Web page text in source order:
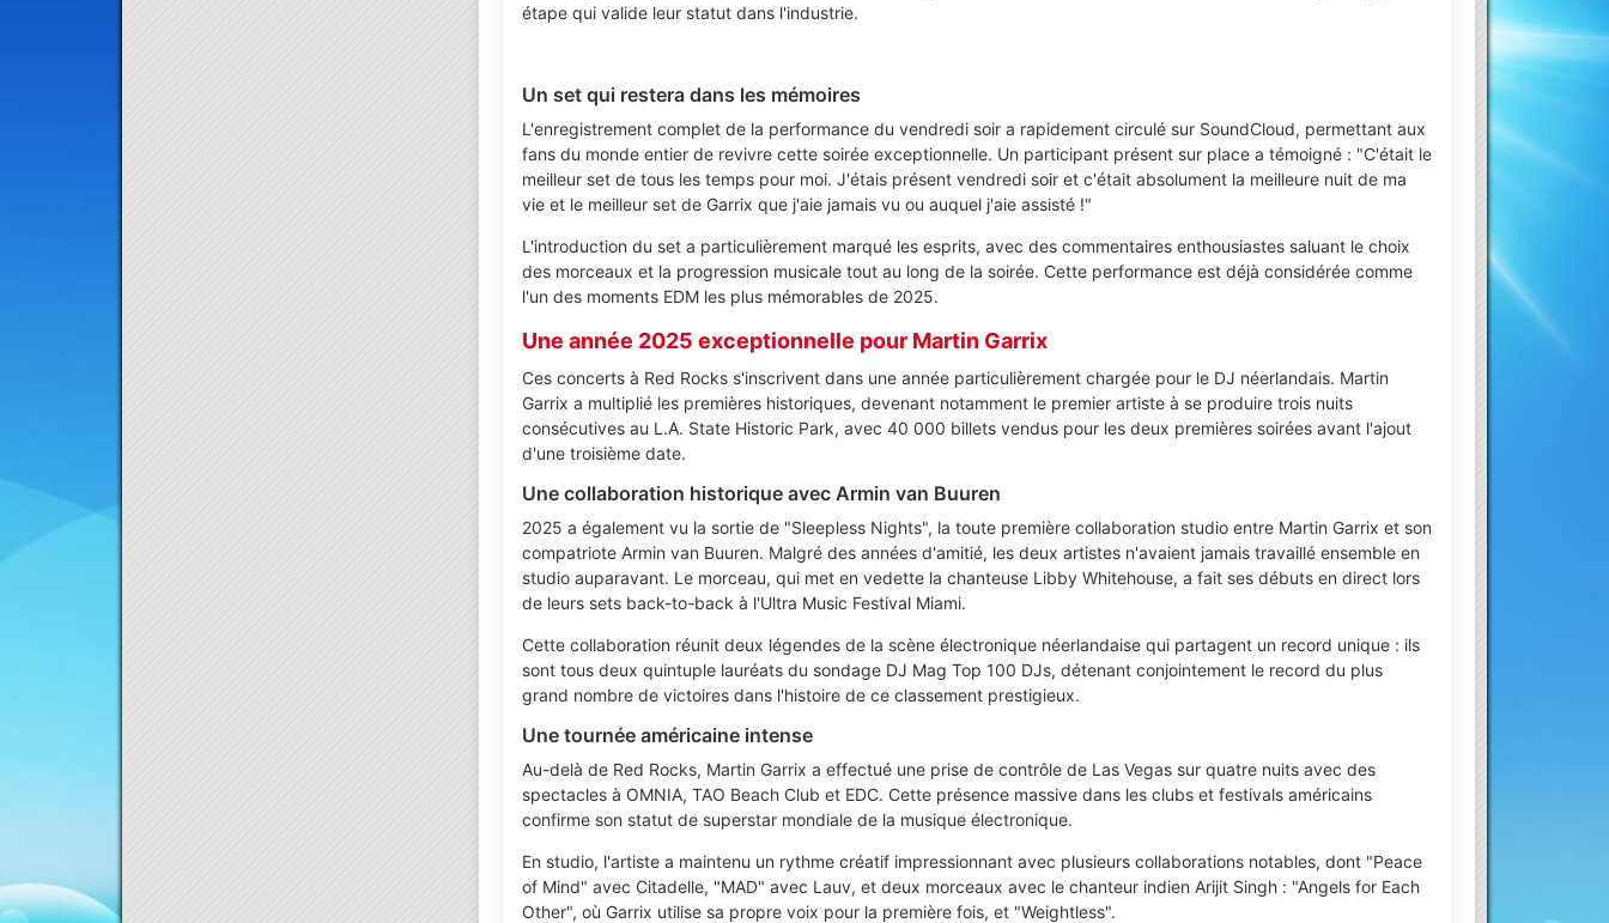
étape qui valide leur statut dans l'industrie.
Un set qui restera dans les mémoires
L'enregistrement complet de la performance du vendredi soir a rapidement circulé sur SoundCloud, permettant aux
fans du monde entier de revivre cette soirée exceptionnelle. Un participant présent sur place a témoigné : "C'était le
meilleur set de tous les temps pour moi. J'étais présent vendredi soir et c'était absolument la meilleure nuit de ma
vie et le meilleur set de Garrix que j'aie jamais vu ou auquel j'aie assisté !"
L'introduction du set a particulièrement marqué les esprits, avec des commentaires enthousiastes saluant le choix
des morceaux et la progression musicale tout au long de la soirée. Cette performance est déjà considérée comme
l'un des moments EDM les plus mémorables de 2025.
Une année 2025 exceptionnelle pour Martin Garrix
Ces concerts à Red Rocks s'inscrivent dans une année particulièrement chargée pour le DJ néerlandais. Martin
Garrix a multiplié les premières historiques, devenant notamment le premier artiste à se produire trois nuits
consécutives au L.A. State Historic Park, avec 40 000 billets vendus pour les deux premières soirées avant l'ajout
d'une troisième date.
Une collaboration historique avec Armin van Buuren
2025 a également vu la sortie de "Sleepless Nights", la toute première collaboration studio entre Martin Garrix et son
compatriote Armin van Buuren. Malgré des années d'amitié, les deux artistes n'avaient jamais travaillé ensemble en
studio auparavant. Le morceau, qui met en vedette la chanteuse Libby Whitehouse, a fait ses débuts en direct lors
de leurs sets back-to-back à l'Ultra Music Festival Miami.
Cette collaboration réunit deux légendes de la scène électronique néerlandaise qui partagent un record unique : ils
sont tous deux quintuple lauréats du sondage DJ Mag Top 100 DJs, détenant conjointement le record du plus
grand nombre de victoires dans l'histoire de ce classement prestigieux.
Une tournée américaine intense
Au-delà de Red Rocks, Martin Garrix a effectué une prise de contrôle de Las Vegas sur quatre nuits avec des
spectacles à OMNIA, TAO Beach Club et EDC. Cette présence massive dans les clubs et festivals américains
confirme son statut de superstar mondiale de la musique électronique.
En studio, l'artiste a maintenu un rythme créatif impressionnant avec plusieurs collaborations notables, dont "Peace
of Mind" avec Citadelle, "MAD" avec Lauv, et deux morceaux avec le chanteur indien Arijit Singh : "Angels for Each
Other", où Garrix utilise sa propre voix pour la première fois, et "Weightless".